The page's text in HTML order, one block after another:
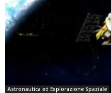
Astronautica ed Esplorazione Spaziale